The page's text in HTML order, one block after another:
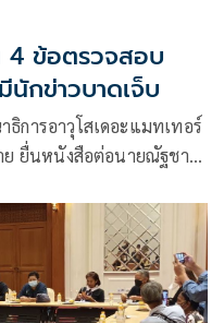
ข้อตรวจสอบ
นักข่าวบาดเจ็บ
ารอาวุโสเดอะแมทเทอร์
ยื่นหนังสือต่อนายณัฐชา
มือง การสื่อสารมวลชน และ